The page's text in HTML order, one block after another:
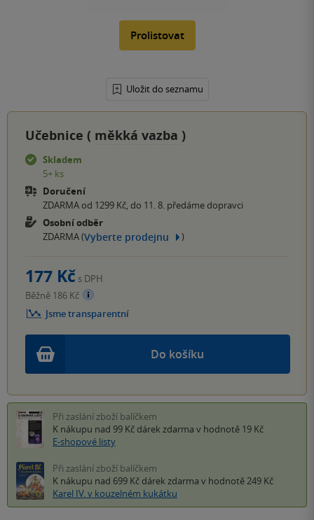
Prolistovat
Uložit do seznamu
Učebnice ( měkká vazba )
Skladem
5+ ks
Doručení
ZDARMA od 1299 Kč, do 11. 8. předáme dopravci
Osobní odběr
ZDARMA (Vyberte prodejnu )
Do košíku
177 Kč s DPH
Běžně 186 Kč
Jsme transparentní
Při zaslání zboží balíčkem
K nákupu nad 99 Kč dárek zdarma v hodnotě 19 Kč
E-shopové listy
Při zaslání zboží balíčkem
K nákupu nad 699 Kč dárek zdarma v hodnotě 249 Kč
Karel IV. v kouzelném kukátku